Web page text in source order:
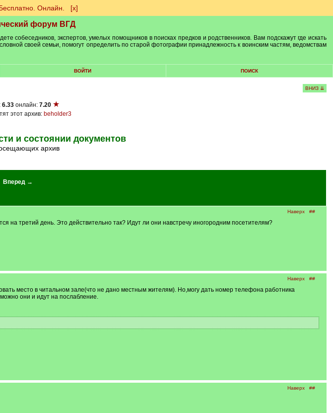
Онлайн. [х]
форум ВГД
собеседников, экспертов, умелых помощников в поисках предков и родственников. Вам подскажут где искать
своей семьи, помогут определить по старой фотографии принадлежность к воинским частям, ведомствам
ВОЙТИ ПОИСК
ВНИЗ ⇊
6.33 онлайн: 7.20 ★
этот архив: beholder3
и состоянии документов
архив
Вперед →
Наверх ##
на третий день. Это действительно так? Идут ли они навстречу иногородним посетителям?
Наверх ##
место в читальном зале(что не дано местным жителям). Но,могу дать номер телефона работника
они и идут на послабление.
Наверх ##